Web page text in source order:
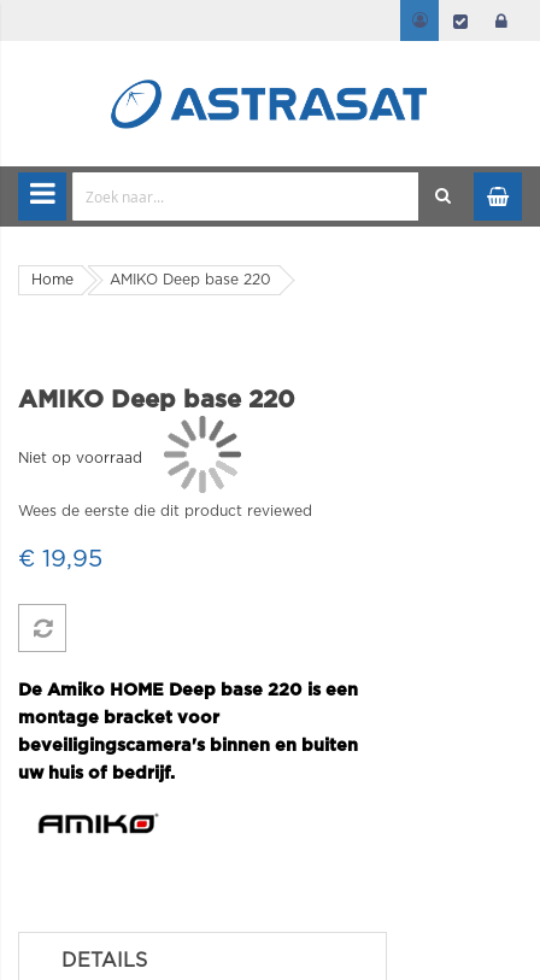
Home AMIKO Deep base 220
AMIKO Deep base 220
Niet op voorraad
Wees de eerste die dit product reviewed
€ 19,95
De Amiko HOME Deep base 220 is een
montage bracket voor
beveiligingscamera's binnen en buiten
uw huis of bedrijf.
DETAILS